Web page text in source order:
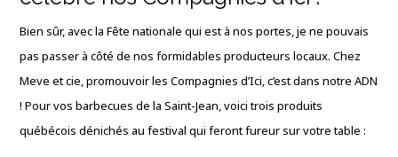
Bien sûr, avec la Fête nationale qui est à nos portes, je ne pouvais
pas passer à côté de nos formidables producteurs locaux. Chez
Meve et cie, promouvoir les Compagnies d’Ici, c’est dans notre ADN
! Pour vos barbecues de la Saint-Jean, voici trois produits
québécois dénichés au festival qui feront fureur sur votre table :